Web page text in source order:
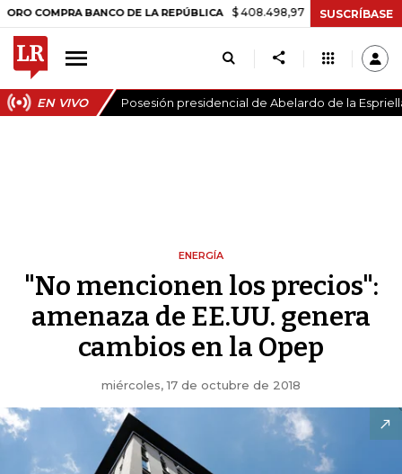
BANCO DE LA REPÚBLICA $ 408.498,97 +$ 8.753,81 +2,19%
SUSCRÍBASE
EN VIVO Posesión presidencial de Abelardo de la
ENERGÍA
"No mencionen los precios":
amenaza de EE.UU. genera
cambios en la Opep
miércoles, 17 de octubre de 2018